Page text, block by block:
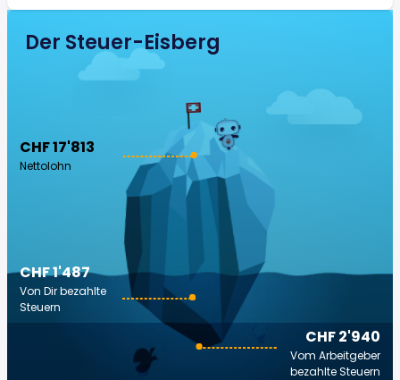
Der Steuer-Eisberg
CHF 17'813
Nettolohn
CHF 2'940
Vom Arbeitgeber
bezahlte Steuern
CHF 1'487
Von Dir bezahlte
Steuern